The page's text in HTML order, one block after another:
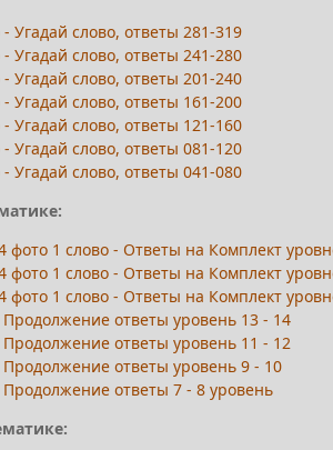
Угадай слово, ответы 281-319
Угадай слово, ответы 241-280
Угадай слово, ответы 201-240
Угадай слово, ответы 161-200
Угадай слово, ответы 121-160
Угадай слово, ответы 081-120
Угадай слово, ответы 041-080
фото 1 слово - Ответы на Комплект
фото 1 слово - Ответы на Комплект
фото 1 слово - Ответы на Комплект
ответы уровень 13 - 14
ответы уровень 11 - 12
ответы уровень 9 - 10
ответы 7 - 8 уровень